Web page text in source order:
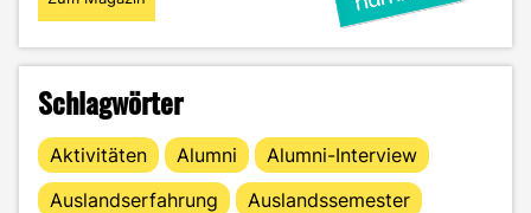
Schlagwörter
Aktivitäten Alumni
Alumni-Interview
Auslandserfahrung
Auslandssemester